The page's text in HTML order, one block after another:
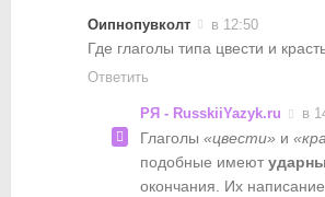
Оипнопувколт в 12:50
Где глаголы типа цвести и
Ответить
РЯ - RusskiiYazyk.ru в
Глаголы «цвести» и
подобные имеют
окончания. Их